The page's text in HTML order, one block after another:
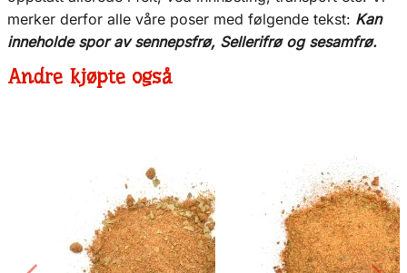
merker derfor alle våre poser med følgende tekst: Kan
inneholde spor av sennepsfrø, Sellerifrø og sesamfrø.
Andre kjøpte også